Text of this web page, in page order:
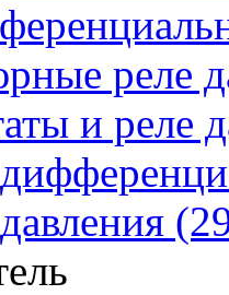
реле
и реле